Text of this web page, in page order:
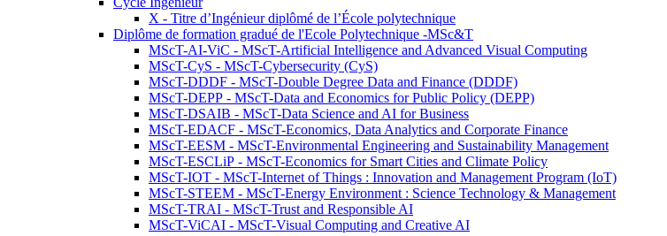
X - Titre d’Ingénieur diplômé de l’École polytechnique
Diplôme de formation gradué de l'Ecole Polytechnique -MSc&T
MScT-AI-ViC - MScT-Artificial Intelligence and Advanced Visual Computing
MScT-CyS - MScT-Cybersecurity (CyS)
MScT-DDDF - MScT-Double Degree Data and Finance (DDDF)
MScT-DEPP - MScT-Data and Economics for Public Policy (DEPP)
MScT-DSAIB - MScT-Data Science and AI for Business
MScT-EDACF - MScT-Economics, Data Analytics and Corporate Finance
MScT-EESM - MScT-Environmental Engineering and Sustainability Management
MScT-ESCLiP - MScT-Economics for Smart Cities and Climate Policy
MScT-IOT - MScT-Internet of Things : Innovation and Management Program (IoT)
MScT-STEEM - MScT-Energy Environment : Science Technology & Management
MScT-TRAI - MScT-Trust and Responsible AI
MScT-ViCAI - MScT-Visual Computing and Creative AI